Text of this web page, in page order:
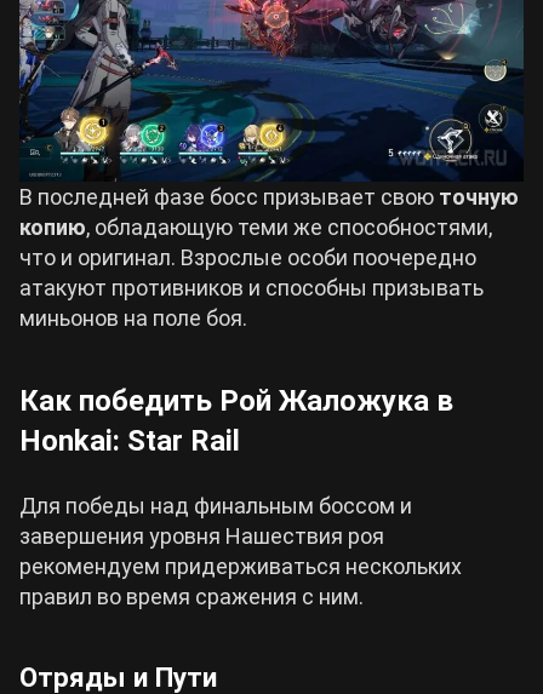
В последней фазе босс призывает свою точную
копию, обладающую теми же способностями,
что и оригинал. Взрослые особи поочередно
атакуют противников и способны призывать
миньонов на поле боя.
Как победить Рой Жаложука в
Honkai: Star Rail
Для победы над финальным боссом и
завершения уровня Нашествия роя
рекомендуем придерживаться нескольких
правил во время сражения с ним.
Отряды и Пути